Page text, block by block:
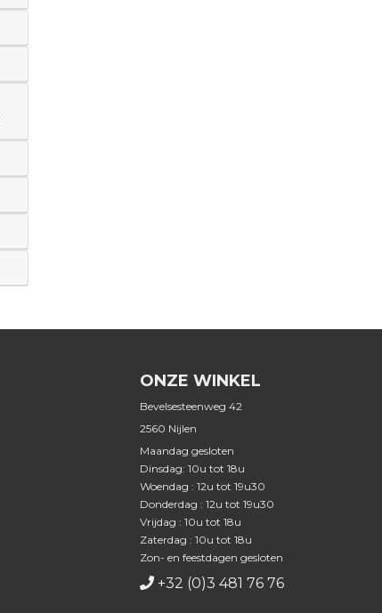
ONZE WINKEL
Bevelsesteenweg 42
2560 Nijlen
Maandag gesloten
Dinsdag: 10u tot 18u
Woendag : 12u tot 19u30
Donderdag : 12u tot 19u30
Vrijdag : 10u tot 18u
Zaterdag : 10u tot 18u
Zon- en feestdagen gesloten
+32 (0)3 481 76 76